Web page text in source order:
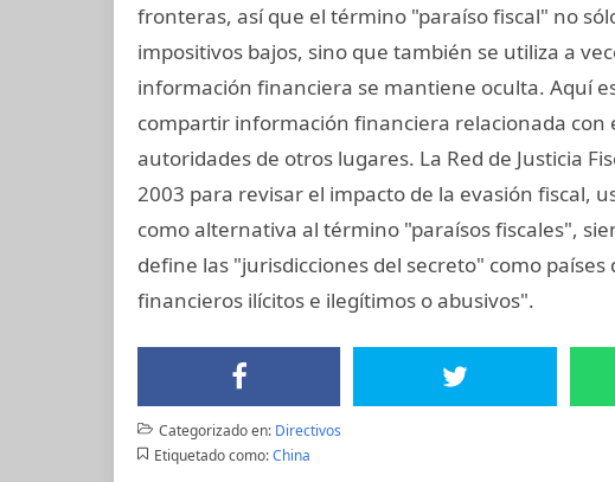
fronteras, así que el término "paraíso fiscal" no
impositivos bajos, sino que también se utiliza a
información financiera se mantiene oculta. Aquí
compartir información financiera relacionada con
autoridades de otros lugares. La Red de Justicia
2003 para revisar el impacto de la evasión fiscal,
como alternativa al término "paraísos fiscales",
define las "jurisdicciones del secreto" como
financieros ilícitos e ilegítimos o abusivos".
Categorizado en: Directivos
Etiquetado como: China